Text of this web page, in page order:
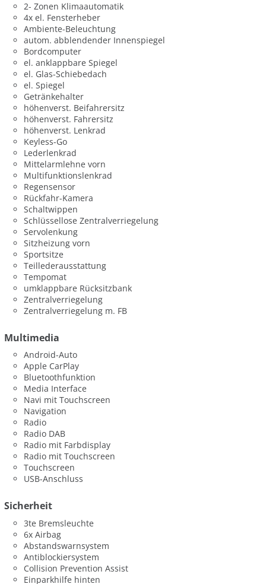
2- Zonen Klimaautomatik
4x el. Fensterheber
Ambiente-Beleuchtung
autom. abblendender Innenspiegel
Bordcomputer
el. anklappbare Spiegel
el. Glas-Schiebedach
el. Spiegel
Getränkehalter
höhenverst. Beifahrersitz
höhenverst. Fahrersitz
höhenverst. Lenkrad
Keyless-Go
Lederlenkrad
Mittelarmlehne vorn
Multifunktionslenkrad
Regensensor
Rückfahr-Kamera
Schaltwippen
Schlüssellose Zentralverriegelung
Servolenkung
Sitzheizung vorn
Sportsitze
Teillederausstattung
Tempomat
umklappbare Rücksitzbank
Zentralverriegelung
Zentralverriegelung m. FB
Multimedia
Android-Auto
Apple CarPlay
Bluetoothfunktion
Media Interface
Navi mit Touchscreen
Navigation
Radio
Radio DAB
Radio mit Farbdisplay
Radio mit Touchscreen
Touchscreen
USB-Anschluss
Sicherheit
3te Bremsleuchte
6x Airbag
Abstandswarnsystem
Antiblockiersystem
Collision Prevention Assist
Einparkhilfe hinten